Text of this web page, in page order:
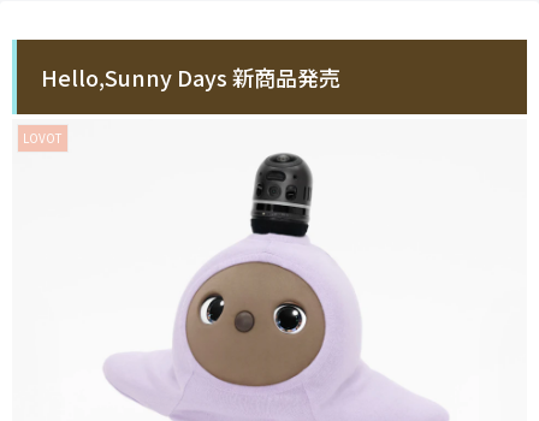
Hello,Sunny Days 新商品発売
LOVOT